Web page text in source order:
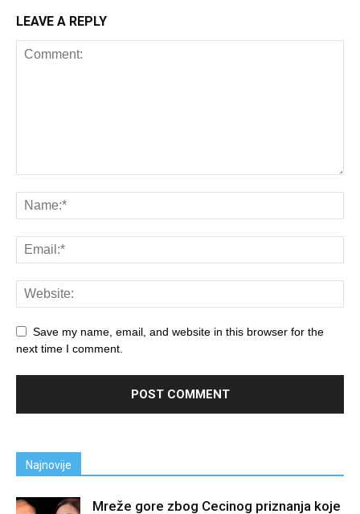
LEAVE A REPLY
Save my name, email, and website in this browser for the
next time I comment.
Najnovije
Mreže gore zbog Cecinog priznanja koje